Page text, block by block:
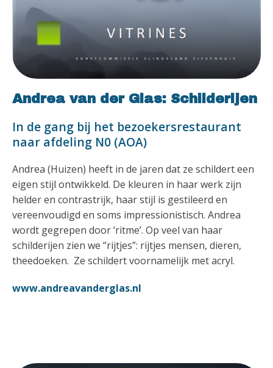
Andrea van der Glas: Schilderijen
In de gang bij het bezoekersrestaurant
naar afdeling N0 (AOA)
Andrea (Huizen) heeft in de jaren dat ze schildert een
eigen stijl ontwikkeld. De kleuren in haar werk zijn
helder en contrastrijk, haar stijl is gestileerd en
vereenvoudigd en soms impressionistisch. Andrea
wordt gegrepen door ‘ritme’. Op veel van haar
schilderijen zien we “rijtjes”: rijtjes mensen, dieren,
theedoeken. Ze schildert voornamelijk met acryl.
www.andreavanderglas.nl